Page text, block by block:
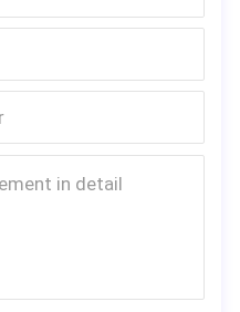
in detail